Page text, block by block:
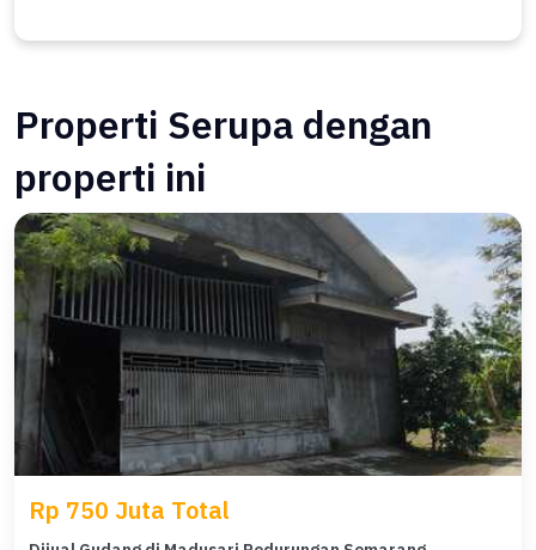
Properti Serupa dengan
properti ini
Rp 750 Juta Total